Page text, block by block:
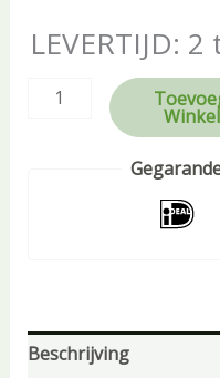
LEVERTIJD:
Beschrijving